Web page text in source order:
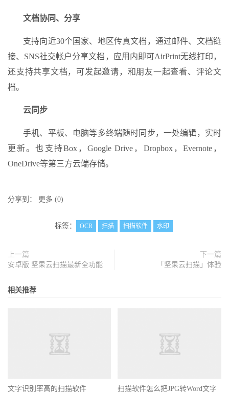
文档协同、分享
支持向近30个国家、地区传真文档，通过邮件、文档链
接、SNS社交帐户分享文档，应用内即可AirPrint无线打印，
还支持共享文档，可发起邀请，和朋友一起查看、评论文
档。
云同步
手机、平板、电脑等多终端随时同步，一处编辑，实时
更新。也支持Box，Google Drive，Dropbox，Evernote，
OneDrive等第三方云端存储。
分享到： 更多 (0)
标签： OCR 扫描 扫描软件 水印
上一篇
安卓版 坚果云扫描最新全功能
下一篇
「坚果云扫描」体验
相关推荐
文字识别率高的扫描软件 扫描软件怎么把JPG转Word文字